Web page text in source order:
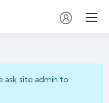
ask site admin to